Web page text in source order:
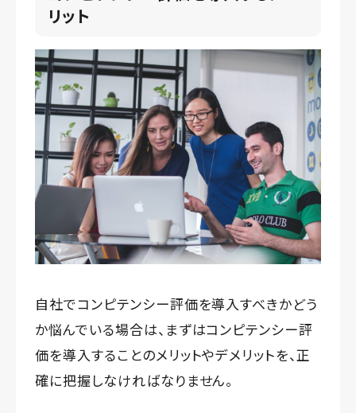
リット
自社でコンピテンシー評価を導入すべきかどう
か悩んでいる場合は、まずはコンピテンシー評
価を導入することのメリットやデメリットを、正
確に把握しなければなりません。